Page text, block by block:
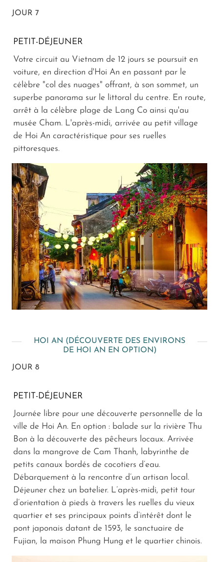
JOUR 7
PETIT-DÉJEUNER
Votre circuit au Vietnam de 12 jours se poursuit en
voiture, en direction d'Hoi An en passant par le
célèbre "col des nuages" offrant, à son sommet, un
superbe panorama sur le littoral du centre. En route,
arrêt à la célèbre plage de Lang Co ainsi qu'au
musée Cham. L'après-midi, arrivée au petit village
de Hoi An caractéristique pour ses ruelles
pittoresques.
HOI AN (DÉCOUVERTE DES ENVIRONS
DE HOI AN EN OPTION)
JOUR 8
PETIT-DÉJEUNER
Journée libre pour une découverte personnelle de la
ville de Hoi An. En option : balade sur la rivière Thu
Bon à la découverte des pêcheurs locaux. Arrivée
dans la mangrove de Cam Thanh, labyrinthe de
petits canaux bordés de cocotiers d’eau.
Débarquement à la rencontre d’un artisan local.
Déjeuner chez un batelier. L’après-midi, petit tour
d’orientation à pieds à travers les ruelles du vieux
quartier et ses principaux points d’intérêt dont le
pont japonais datant de 1593, le sanctuaire de
Fujian, la maison Phung Hung et le quartier chinois.